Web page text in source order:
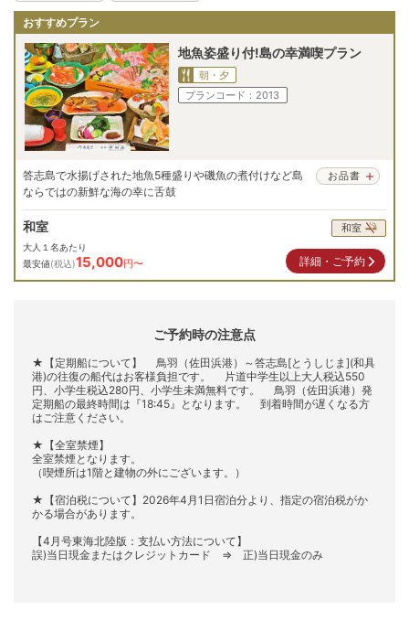
おすすめプラン
地魚姿盛り付!島の幸満喫プラン
朝・夕
プランコード： 2013
答志島で水揚げされた地魚5種盛りや磯魚の煮付けなど島
ならではの新鮮な海の幸に舌鼓
お品書
和室 和室
詳細・ご予約
大人１名あたり
最安値(税込)15,000円〜
ご予約時の注意点
★【定期船について】 鳥羽（佐田浜港）～答志島[とうしじま](和具
港)の往復の船代はお客様負担です。 片道中学生以上大人税込550
円、小学生税込280円、小学生未満無料です。 鳥羽（佐田浜港）発
定期船の最終時間は『18:45』となります。 到着時間が遅くなる方
はご注意ください。
★【全室禁煙】
全室禁煙となります。
（喫煙所は1階と建物の外にございます。）
★【宿泊税について】2026年4月1日宿泊分より、指定の宿泊税がか
かる場合があります。
【4月号東海北陸版：支払い方法について】
誤)当日現金またはクレジットカード ⇒ 正)当日現金のみ